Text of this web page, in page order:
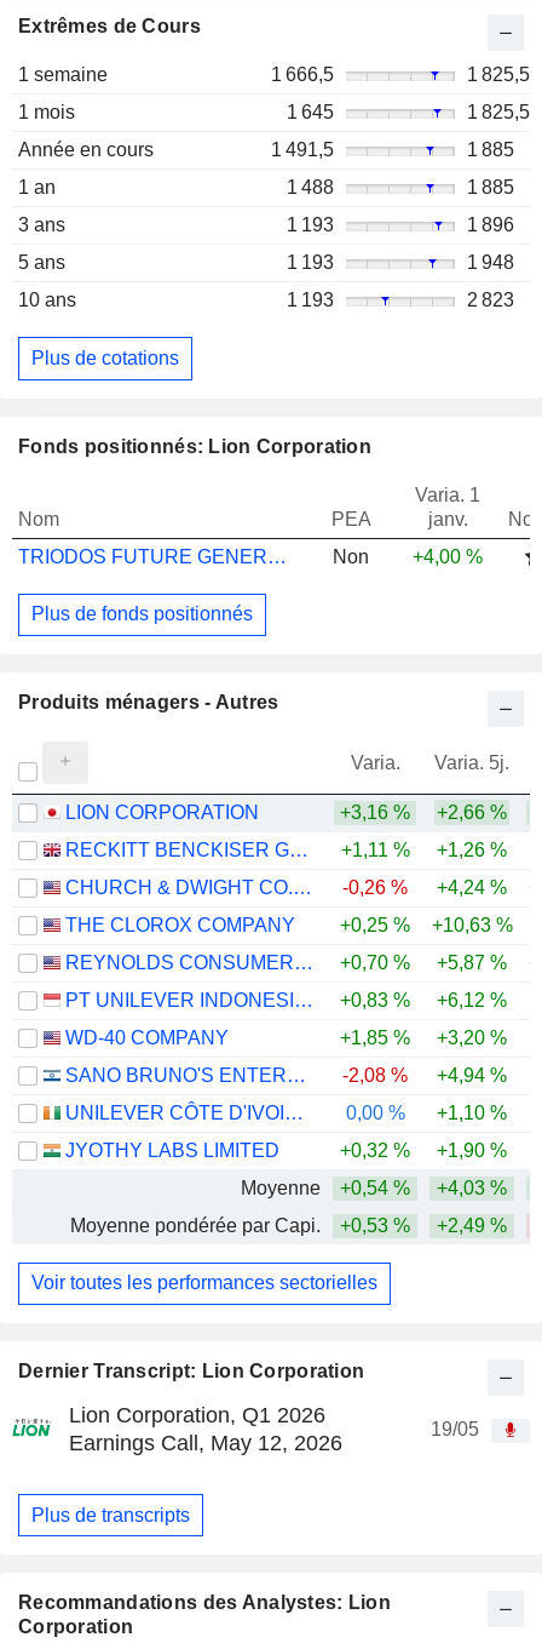
Dernier Transcript: Lion Corporation
Lion Corporation, Q1 2026
Earnings Call, May 12, 2026
19/05
Plus de transcripts
Recommandations des Analystes: Lion
Corporation
Extrêmes de Cours
1 semaine 1 666,5
1 825,5
1 mois
1 645
1 825,5
Année en cours
1 491,5
1 885
1 an
1 488
1 885
3 ans
1 193
1 896
5 ans
1 193
1 948
10 ans
1 193 2 823
Plus de cotations
Fonds positionnés: Lion Corporation
Nom PEA
Varia. 1
janv.
TRIODOS FUTURE GENERATIONS I EUR CAP
Non +4,00 %
Plus de fonds positionnés
Produits ménagers - Autres
Varia. Varia. 5j.
LION CORPORATION +3,16 % +2,66 %
RECKITT BENCKISER GROUP PLC
+1,11 % +1,26 %
CHURCH & DWIGHT CO., INC.
-0,26 % +4,24 %
THE CLOROX COMPANY
+0,25 % +10,63 %
REYNOLDS CONSUMER PRODUCTS INC.
+0,70 % +5,87 %
PT UNILEVER INDONESIA TBK
+0,83 % +6,12 %
WD-40 COMPANY
+1,85 % +3,20 %
SANO BRUNO'S ENTERPRISES LTD
-2,08 % +4,94 %
UNILEVER CÔTE D'IVOIRE, S.A.
0,00 % +1,10 %
JYOTHY LABS LIMITED
+0,32 % +1,90 %
Moyenne
+0,54 % +4,03 %
Moyenne pondérée par Capi.
+0,53 % +2,49 %
Voir toutes les performances sectorielles